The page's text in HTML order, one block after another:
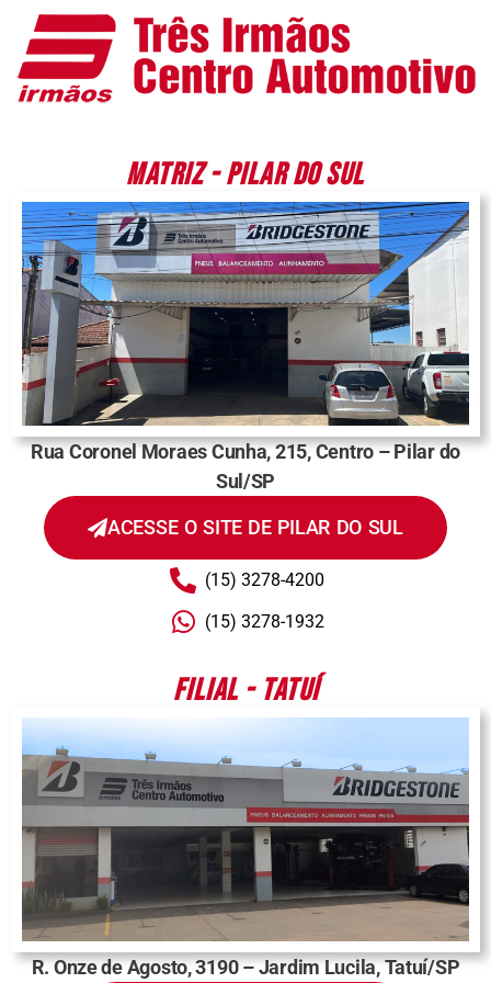
MATRIZ - PILAR DO SUL
Rua Coronel Moraes Cunha, 215, Centro – Pilar do
Sul/SP
ACESSE O SITE DE PILAR DO SUL
(15) 3278-4200
(15) 3278-1932
FILIAL - TATUÍ
R. Onze de Agosto, 3190 – Jardim Lucila, Tatuí/SP